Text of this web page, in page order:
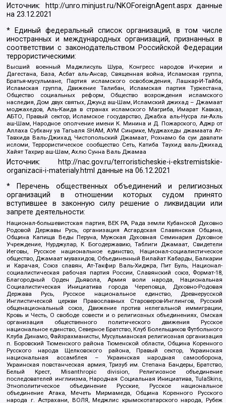
Источник: http://unro.minjust.ru/NKOForeignAgent.aspxданные
на23.12.2021
* Единый федеральный список организаций, в том числе
иностранных и международных организаций, признанных в
соответствии с законодательством Российской Федерации
террористическими:
Высший военный Маджлисуль Шура, Конгресс народов Ичкерии и
Дагестана, База, Асбат аль-Ансар, Священная война, Исламская группа,
Братья-мусульмане, Партия исламского освобождения, Лашкар-И-Тайба,
Исламская группа, Движение Талибан, Исламская партия Туркестана,
Общество социальных реформ, Общество возрождения исламского
наследия, Дом двух святых, Джунд аш-Шам, Исламский джихад – Джамаат
моджахедов, Аль-Каида в странах исламского Магриба, Имарат Кавказ,
АБТО, Правый сектор, Исламское государство, Джабха аль-Нусра ли-Ахль
аш-Шам, Народное ополчение имени К. Минина и Д. Пожарского, Аджр от
Аллаха Субхану уа Тагьаля SHAM, АУМ Синрике, Муджахеды джамаата Ат-
Тавхида Валь-Джихад, Чистопольский Джамаат, Рохнамо ба суи давлати
исломи, Террористическое сообщество Сеть, Катиба Таухид валь-Джихад,
Хайят Тахрир аш-Шам, Ахлю Сунна Валь Джамаа
Источник:
http://nac.gov.ru/terroristicheskie-i-ekstremistskie-
organizacii-i-materialy.html данные на06.12.2021
* Перечень общественных объединений и религиозных
организаций в отношении которых судом принято
вступившее в законную силу решение о ликвидации или
запрете деятельности:
Национал-большевистская партия, ВЕК РА, Рада земли Кубанской Духовно
Родовой Державы Русь, организация Асгардская Славянская Община,
Община Капища Веды Перуна, Мужская Духовная Семинария Духовное
Учреждение, Нурджулар, К Богодержавию, Таблиги Джамаат, Свидетели
Иеговы, Русское национальное единство, Национал-социалистическое
общество, Джамаат мувахидов, Объединенный Вилайат Кабарды, Балкарии
и Карачая, Союз славян, Ат-Такфир Валь-Хиджра, Пит Буль, Национал-
социалистическая рабочая партия России, Славянский союз, Формат-18,
Благородный Орден Дьявола, Армия воли народа, Национальная
Социалистическая Инициатива города Череповца, Духовно-Родовая
Держава Русь, Русское национальное единство, Древнерусской
Инглистической церкви Православных Староверов-Инглингов, Русский
общенациональный союз, Движение против нелегальной иммиграции,
Кровь и Честь, О свободе совести и о религиозных объединениях, Омская
организация общественного политического движения Русское
национальное единство, Северное Братство, Клуб Болельщиков Футбольного
Клуба Динамо, Файзрахманисты, Мусульманская религиозная организация
п. Боровский Тюменского района Тюменской области, Община Коренного
Русского народа Щелковского района, Правый сектор, Украинская
национальная ассамблея – Украинская народная самооборона,
Украинская повстанческая армия, Тризуб им. Степана Бандеры, Братство,
Белый Крест, Misanthropic division, Религиозное объединение
последователей инглиизма, Народная Социальная Инициатива, TulaSkins,
Этнополитическое объединение Русские, Русское национальное
объединение Атака, Мечеть Мирмамеда, Община Коренного Русского
народа г. Астрахани, ВОЛЯ, Меджлис крымскотатарского народа, Рубеж